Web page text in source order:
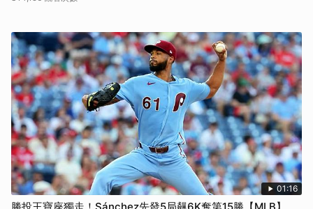
01:16